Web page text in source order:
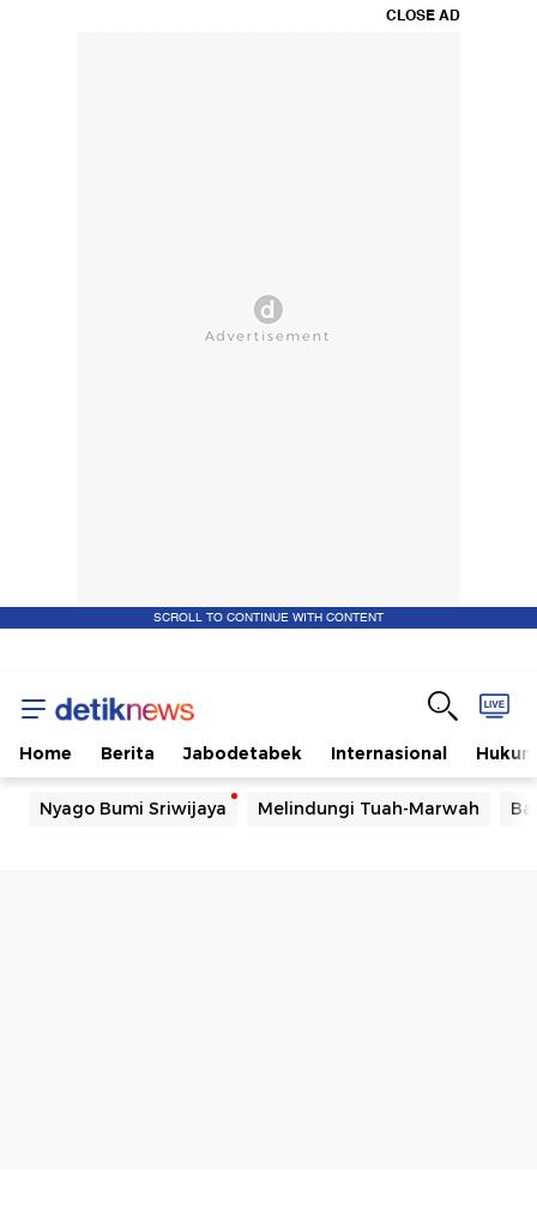
CLOSE AD
SCROLL TO CONTINUE WITH CONTENT
Home Berita Jabodetabek Internasional Hukum
Nyago Bumi Sriwijaya Melindungi Tuah-Marwah